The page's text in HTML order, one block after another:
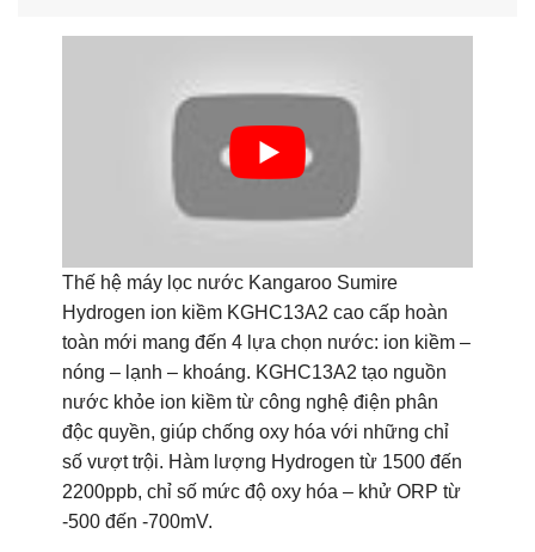
Thế hệ máy lọc nước Kangaroo Sumire
Hydrogen ion kiềm KGHC13A2 cao cấp hoàn
toàn mới mang đến 4 lựa chọn nước: ion kiềm –
nóng – lạnh – khoáng. KGHC13A2 tạo nguồn
nước khỏe ion kiềm từ công nghệ điện phân
độc quyền, giúp chống oxy hóa với những chỉ
số vượt trội. Hàm lượng Hydrogen từ 1500 đến
2200ppb, chỉ số mức độ oxy hóa – khử ORP từ
-500 đến -700mV.